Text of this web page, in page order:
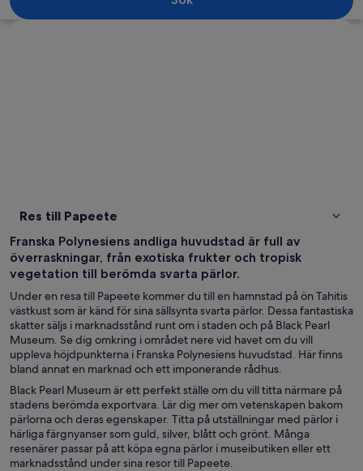
Res till Papeete
Franska Polynesiens andliga huvudstad är full av
överraskningar, från exotiska frukter och tropisk
vegetation till berömda svarta pärlor.
Under en resa till Papeete kommer du till en hamnstad på ön Tahitis
västkust som är känd för sina sällsynta svarta pärlor. Dessa fantastiska
skatter säljs i marknadsstånd runt om i staden och på Black Pearl
Museum. Se dig omkring i området nere vid havet om du vill
uppleva höjdpunkterna i Franska Polynesiens huvudstad. Här finns
bland annat en marknad och ett imponerande rådhus.
Black Pearl Museum är ett perfekt ställe om du vill titta närmare på
stadens berömda exportvara. Lär dig mer om vetenskapen bakom
pärlorna och deras egenskaper. Titta på utställningar med pärlor i
härliga färgnyanser som guld, silver, blått och grönt. Många
resenärer passar på att köpa egna pärlor i museibutiken eller ett
marknadsstånd under sina resor till Papeete.